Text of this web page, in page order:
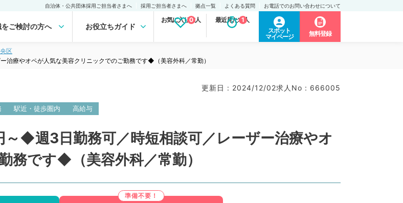
自治体・公共団体採用ご担当者さまへ 採用ご担当者さまへ 拠点一覧 よくある質問 お電話でのお問い合わせについて
をご検討の方へ お役立ちガイド
お気に入り求人
0 最近見た求人
1
スポット
マイページ
無料登録
区
療やオペが人気な美容クリニックでのご勤務です◆（美容外科／常勤）
更新日 : 2024/12/02求人No : 666005
駅近・徒歩圏内 高給与
～◆週3日勤務可／時短相談可／レーザー治療やオ
務です◆（美容外科／常勤）